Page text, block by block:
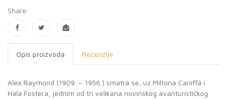
Share:
Opis proizvoda Recenzije
Alex Raymond (1909. – 1956.) smatra se, uz Miltona Caniffa i
Hala Fostera, jednim od tri velikana novinskog avanturističkog